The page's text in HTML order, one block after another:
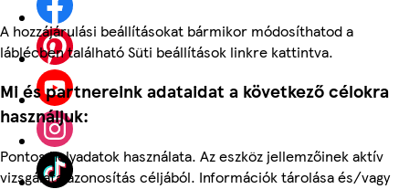
A hozzájárulási beállításokat bármikor módosíthatod a
láblécben található Süti beállítások linkre kattintva.
Mi és partnereink adataidat a következő célokra
használjuk:
Pontos helyadatok használata. Az eszköz jellemzőinek aktív
vizsgálata azonosítás céljából. Információk tárolása és/vagy